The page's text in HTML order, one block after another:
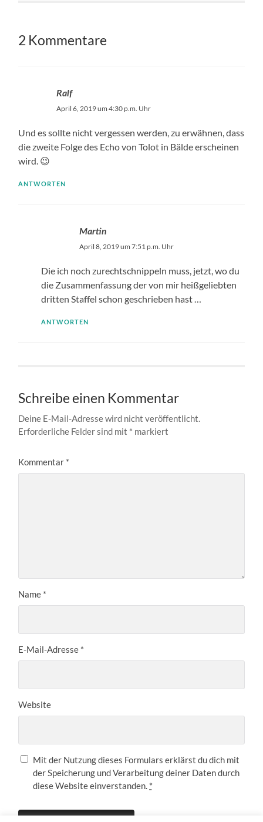
2 Kommentare
Ralf
April 6, 2019 um 4:30 p.m. Uhr
Und es sollte nicht vergessen werden, zu erwähnen, dass
die zweite Folge des Echo von Tolot in Bälde erscheinen
wird. 😉
ANTWORTEN
Martin
April 8, 2019 um 7:51 p.m. Uhr
Die ich noch zurechtschnippeln muss, jetzt, wo du
die Zusammenfassung der von mir heißgeliebten
dritten Staffel schon geschrieben hast …
ANTWORTEN
Schreibe einen Kommentar
Deine E-Mail-Adresse wird nicht veröffentlicht.
Erforderliche Felder sind mit * markiert
Kommentar *
Name *
E-Mail-Adresse *
Website
Mit der Nutzung dieses Formulars erklärst du dich mit
der Speicherung und Verarbeitung deiner Daten durch
diese Website einverstanden. *